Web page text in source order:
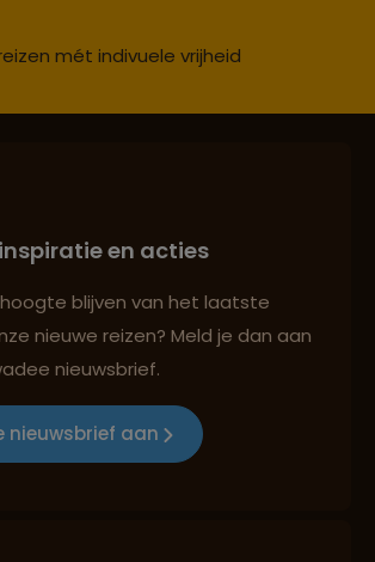
mét indivuele vrijheid
en deskundig reisadvies
oog voor mens, cultuur en milieu
en acties
blijven van het laatste
nieuwe reizen? Meld je dan aan
nieuwsbrief.
nieuwsbrief aan